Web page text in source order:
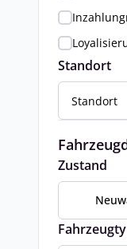
Standort
Standort
Zustand